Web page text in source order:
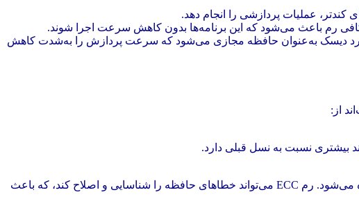
عملیات پردازشی را انجام دهد.
رم باعث می‌شود که این برنامه‌ها بدون کاهش سرعت اجرا شوند.
دیسک به‌عنوان حافظه مجازی می‌شود که سرعت پردازش را به‌شدت کاهش
از:
این نوع رم دارای قابلیت تصحیح خطا است و برای سرورهای سازمانی و دیتاسنترها که نیاز به پردازش دقیق داده‌ها دارند، استفاده می‌شود. رم ECC می‌تواند خطاهای حافظه را شناسایی و اصلاح کند، که باعث